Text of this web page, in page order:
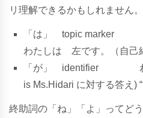
リ理解できるかもしれません。
「 は」 topic marker
わた しは 左です。 （ 自己
「 が」 identifier
is Ms.Hidari に対する答え ) “
終助詞の「ね」「よ」ってど